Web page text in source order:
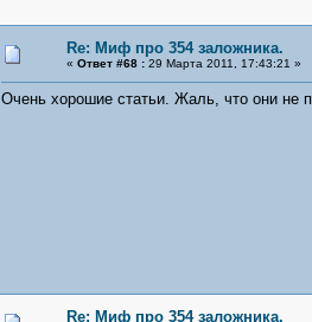
Re: Миф про 354 заложника.
« Ответ #68 :29 Марта 2011, 17:43:21 »
Очень хорошие статьи. Жаль, что они не
Re: Миф про 354 заложника.